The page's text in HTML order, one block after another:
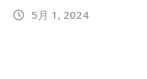
5月 1, 2024